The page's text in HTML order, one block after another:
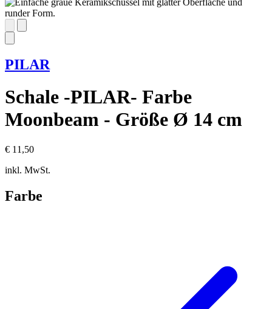
PILAR
Schale -PILAR- Farbe
Moonbeam - Größe Ø 14 cm
€ 11,50
inkl. MwSt.
Farbe